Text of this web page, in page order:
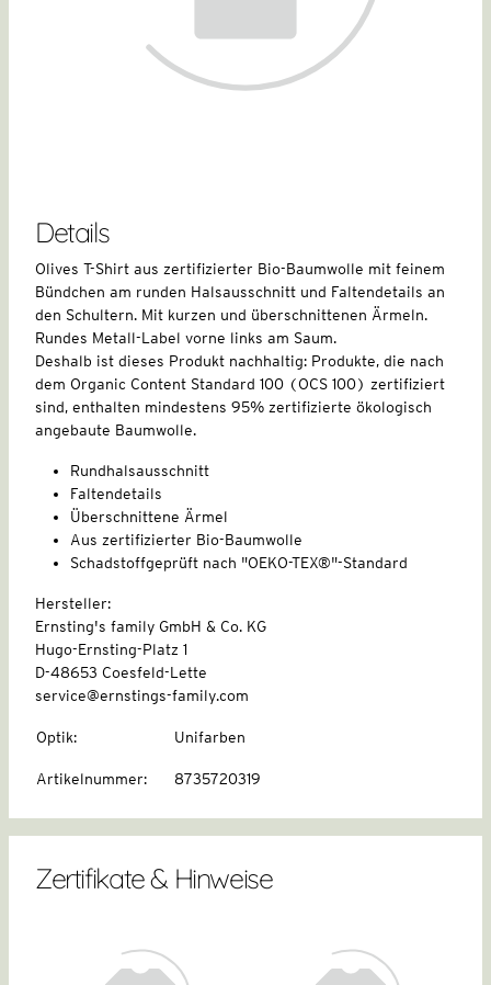
Details
Olives T-Shirt aus zertifizierter Bio-Baumwolle mit feinem
Bündchen am runden Halsausschnitt und Faltendetails an
den Schultern. Mit kurzen und überschnittenen Ärmeln.
Rundes Metall-Label vorne links am Saum.
Deshalb ist dieses Produkt nachhaltig: Produkte, die nach
dem Organic Content Standard 100 (OCS 100) zertifiziert
sind, enthalten mindestens 95% zertifizierte ökologisch
angebaute Baumwolle.
Rundhalsausschnitt
Faltendetails
Überschnittene Ärmel
Aus zertifizierter Bio-Baumwolle
Schadstoffgeprüft nach "OEKO-TEX®"-Standard
Hersteller:
Ernsting's family GmbH & Co. KG
Hugo-Ernsting-Platz 1
D-48653 Coesfeld-Lette
service@ernstings-family.com
Optik: Unifarben
Artikelnummer: 8735720319
Zertifikate & Hinweise